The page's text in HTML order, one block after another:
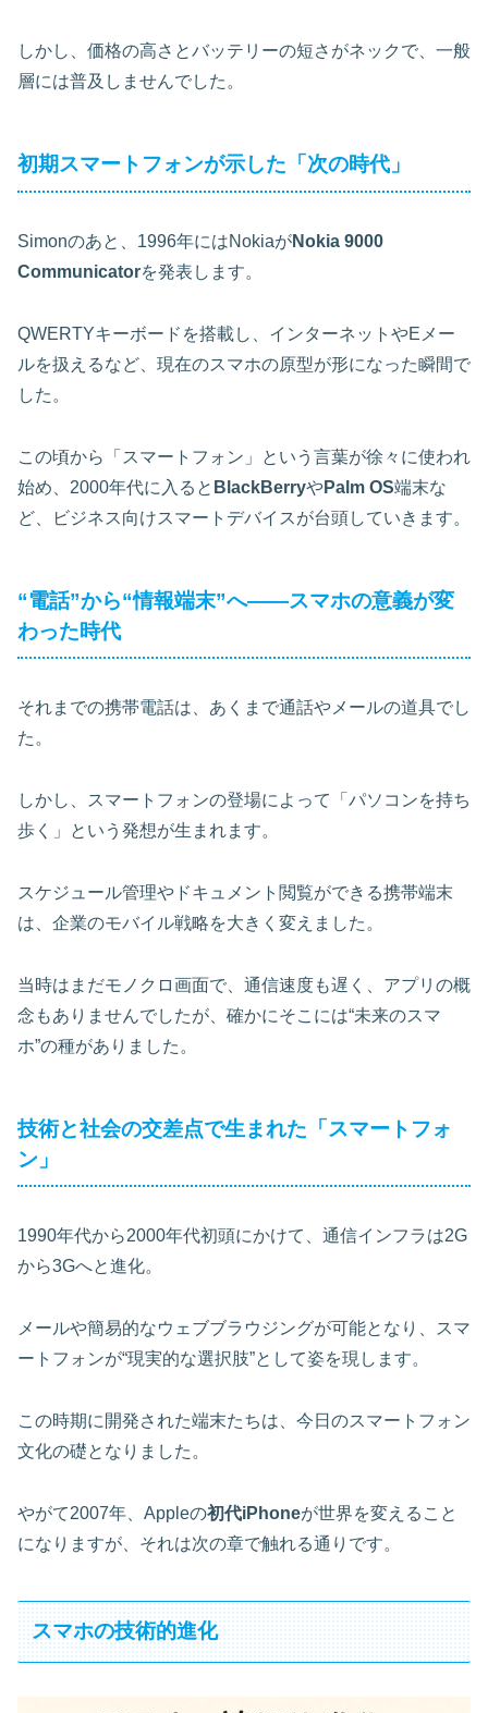
しかし、価格の高さとバッテリーの短さがネックで、一般
層には普及しませんでした。
初期スマートフォンが示した「次の時代」
Simonのあと、1996年にはNokiaがNokia 9000
Communicatorを発表します。
QWERTYキーボードを搭載し、インターネットやEメー
ルを扱えるなど、現在のスマホの原型が形になった瞬間で
した。
この頃から「スマートフォン」という言葉が徐々に使われ
始め、2000年代に入ると BlackBerryやPalm OS端末な
ど、ビジネス向けスマートデバイスが台頭していきます。
“電話”から“情報端末”へ——スマホの意義が変
わった時代
それまでの携帯電話は、あくまで通話やメールの道具でし
た。
しかし、スマートフォンの登場によって「パソコンを持ち
歩く」という発想が生まれます。
スケジュール管理やドキュメント閲覧ができる携帯端末
は、企業のモバイル戦略を大きく変えました。
当時はまだモノクロ画面で、通信速度も遅く、アプリの概
念もありませんでしたが、確かにそこには“未来のスマ
ホ”の種がありました。
技術と社会の交差点で生まれた「スマートフォ
ン」
1990年代から2000年代初頭にかけて、通信インフラは2G
から3Gへと進化。
メールや簡易的なウェブブラウジングが可能となり、スマ
ートフォンが“現実的な選択肢”として姿を現します。
この時期に開発された端末たちは、今日のスマートフォン
文化の礎となりました。
やがて2007年、Appleの初代iPhoneが世界を変えること
になりますが、それは次の章で触れる通りです。
スマホの技術的進化